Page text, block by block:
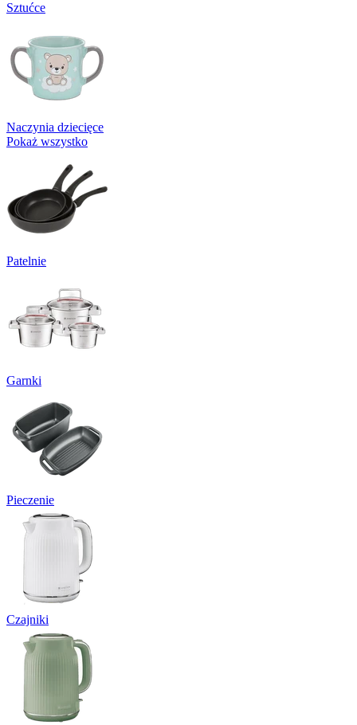
Sztućce
Naczynia dziecięce
Pokaż wszystko
Patelnie
Garnki
Pieczenie
Czajniki